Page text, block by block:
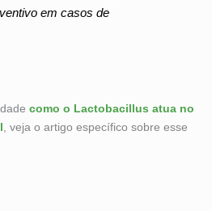
em casos de
como o Lactobacillus atua no
, veja o artigo específico sobre esse